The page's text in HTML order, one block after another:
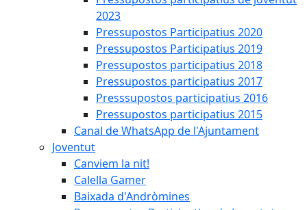
2023
Pressupostos Participatius 2020
Pressupostos Participatius 2019
Pressupostos participatius 2018
Pressupostos participatius 2017
Presssupostos participatius 2016
Pressupostos participatius 2015
Canal de WhatsApp de l'Ajuntament
Joventut
Canviem la nit!
Calella Gamer
Baixada d'Andròmines